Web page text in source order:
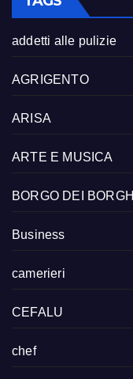
addetti alle pulizie
AGRIGENTO
ARISA
ARTE E MUSICA
BORGO DEI BORGHI
Business
camerieri
CEFALU
chef